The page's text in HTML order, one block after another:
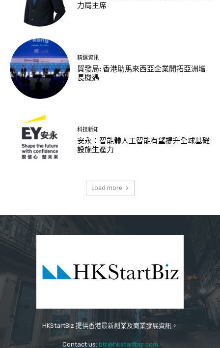
力局主席
精選資訊
貿發局: 香港助馬來西亞企業開拓亞洲增
長機遇
科技新知
安永：智能體人工智能有望提升全球基礎
設施生產力
Load more
HKStartBiz 提供香港最新創業及商業發展資訊。
Contact us: biz@hkstartbiz.com